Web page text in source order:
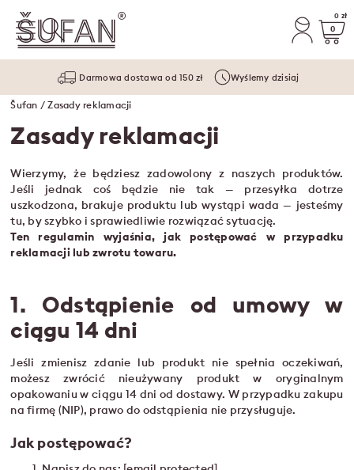
0 zł
0
Darmowa dostawa od 150 zł Wyślemy dzisiaj
Šufan / Zasady reklamacji
Zasady reklamacji
Wierzymy, że będziesz zadowolony z naszych produktów.
Jeśli jednak coś będzie nie tak — przesyłka dotrze
uszkodzona, brakuje produktu lub wystąpi wada — jesteśmy
tu, by szybko i sprawiedliwie rozwiązać sytuację.
Ten regulamin wyjaśnia, jak postępować w przypadku
reklamacji lub zwrotu towaru.
1. Odstąpienie od umowy w
ciągu 14 dni
Jeśli zmienisz zdanie lub produkt nie spełnia oczekiwań,
możesz zwrócić nieużywany produkt w oryginalnym
opakowaniu w ciągu 14 dni od dostawy. W przypadku zakupu
na firmę (NIP), prawo do odstąpienia nie przysługuje.
Jak postępować?